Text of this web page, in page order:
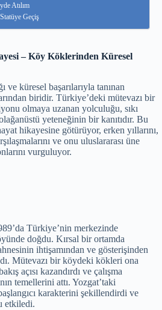
Atılım
Geçiş
– Köy Köklerinden Küresel
ve küresel başarılarıyla tanınan
biridir. Türkiye’deki mütevazı bir
olmaya uzanan yolculuğu, sıkı
yeteneğinin bir kanıtıdır. Bu
hikayesine götürüyor, erken yıllarını,
ve onu uluslararası üne
vurguluyor.
Türkiye’nin merkezinde
doğdu. Kırsal bir ortamda
ihtişamından ve gösterişinden
Mütevazı bir köydeki kökleri ona
açısı kazandırdı ve çalışma
temellerini attı. Yozgat’taki
karakterini şekillendirdi ve
etkiledi.